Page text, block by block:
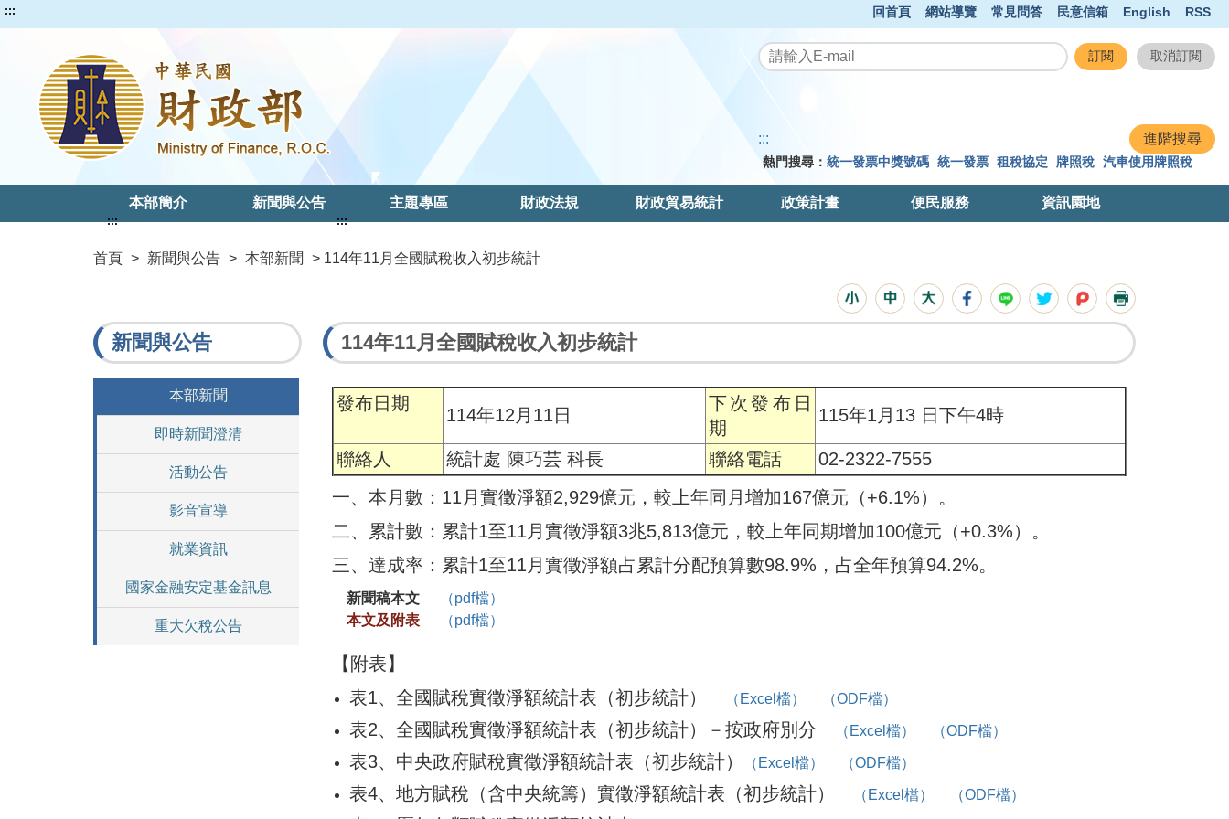
::: 回首頁 網站導覽 常見問答 民意信箱 English RSS
:::
熱門搜尋： 統一發票中獎號碼 統一發票 租稅協定 牌照稅 汽車使用牌照稅
本部簡介 新聞與公告 主題專區 財政法規 財政貿易統計 政策計畫 便民服務 資訊園地
首頁 > 新聞與公告 > 本部新聞 > 114年11月全國賦稅收入初步統計
:::
新聞與公告
本部新聞
即時新聞澄清
活動公告
影音宣導
就業資訊
國家金融安定基金訊息
重大欠稅公告
:::
114年11月全國賦稅收入初步統計
發布日期
114年12月11日
下次發布日
期
115年1月13 日下午4時
聯絡人 統計處 陳巧芸 科長 聯絡電話
02-2322-7555
一、本月數：11月實徵淨額2,929億元，較上年同月增加167億元（+6.1%）。
二、累計數：累計1至11月實徵淨額3兆5,813億元，較上年同期增加100億元（+0.3%）。
三、達成率：累計1至11月實徵淨額占累計分配預算數98.9%，占全年預算94.2%。
新聞稿本文
（pdf檔）
本文及附表
（pdf檔）
【附表】
表1、全國賦稅實徵淨額統計表（初步統計）
（Excel檔） （ODF檔）
表2、全國賦稅實徵淨額統計表（初步統計）－按政府別分 （Excel檔） （ODF檔）
表3、中央政府賦稅實徵淨額統計表（初步統計） （Excel檔） （ODF檔）
表4、地方賦稅（含中央統籌）實徵淨額統計表（初步統計） （Excel檔） （ODF檔）